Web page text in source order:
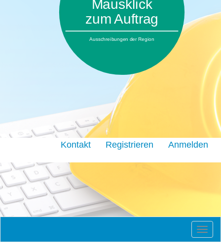
Mausklick
zum Auftrag
Ausschreibungen der Region
Kontakt Registrieren Anmelden